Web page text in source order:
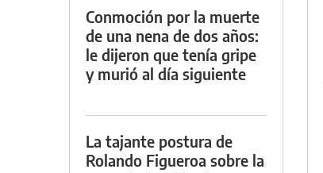
Conmoción por la muerte
de una nena de dos años:
le dijeron que tenía gripe
y murió al día siguiente
La tajante postura de
Rolando Figueroa sobre la